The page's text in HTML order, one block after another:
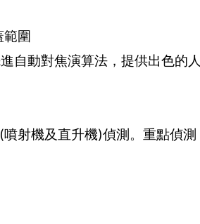
圍
自動對焦演算法，提供出色的人
射機及直升機)偵測。重點偵測